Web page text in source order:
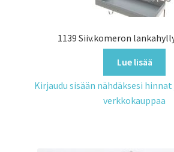
1139 Siiv.komeron
Lue lisää
Kirjaudu sisään nähdäksesi
verkkokauppaa